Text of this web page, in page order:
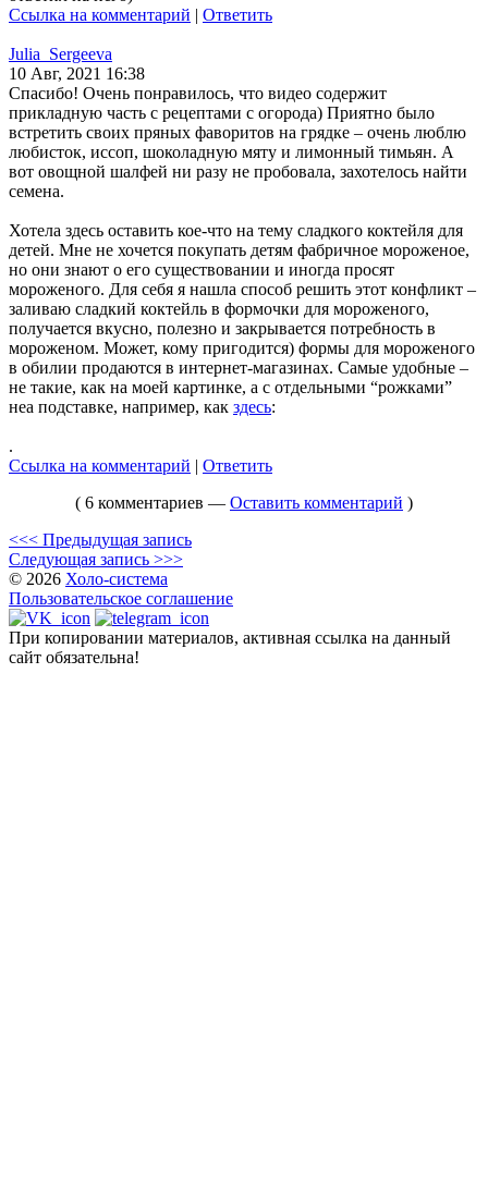
Ссылка на комментарий | Ответить
Julia_Sergeeva
10 Авг, 2021 16:38
Спасибо! Очень понравилось, что видео содержит
прикладную часть с рецептами с огорода) Приятно было
встретить своих пряных фаворитов на грядке – очень люблю
любисток, иссоп, шоколадную мяту и лимонный тимьян. А
вот овощной шалфей ни разу не пробовала, захотелось найти
семена.
Хотела здесь оставить кое-что на тему сладкого коктейля для
детей. Мне не хочется покупать детям фабричное мороженое,
но они знают о его существовании и иногда просят
мороженого. Для себя я нашла способ решить этот конфликт –
заливаю сладкий коктейль в формочки для мороженого,
получается вкусно, полезно и закрывается потребность в
мороженом. Может, кому пригодится) формы для мороженого
в обилии продаются в интернет-магазинах. Самые удобные –
не такие, как на моей картинке, а с отдельными “рожками”
неа подставке, например, как здесь:
.
Ссылка на комментарий | Ответить
( 6 комментариев — Оставить комментарий )
<<< Предыдущая запись
Следующая запись >>>
© 2026 Холо-система
Пользовательское соглашение
При копировании материалов, активная ссылка на данный
сайт обязательна!